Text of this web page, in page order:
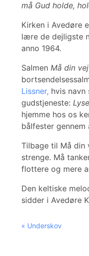
må Gud holde,
Kirken i Avedøre
lære de dejligste
anno 1964.
Salmen Må din
Lissner, hvis navn
gudstjeneste:
hjemme hos os
bålfester gennem
Tilbage til Må din
strenge. Må
flottere og mere
Den keltiske
sidder i Avedøre
« Underskov